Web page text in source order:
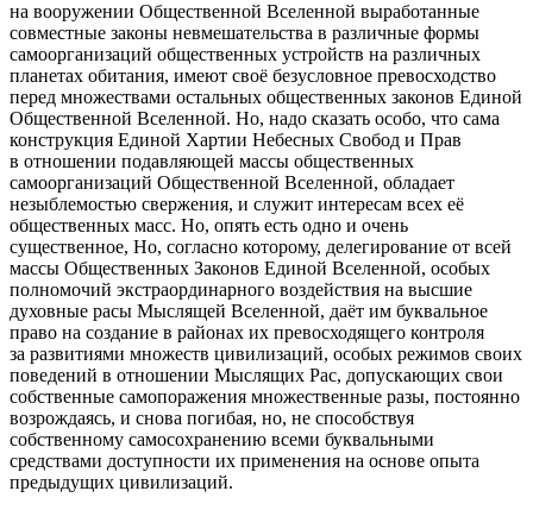
на вооружении Общественной Вселенной выработанные
совместные законы невмешательства в различные формы
самоорганизаций общественных устройств на различных
планетах обитания, имеют своё безусловное превосходство
перед множествами остальных общественных законов Единой
Общественной Вселенной. Но, надо сказать особо, что сама
конструкция Единой Хартии Небесных Свобод и Прав
в отношении подавляющей массы общественных
самоорганизаций Общественной Вселенной, обладает
незыблемостью свержения, и служит интересам всех её
общественных масс. Но, опять есть одно и очень
существенное, Но, согласно которому, делегирование от всей
массы Общественных Законов Единой Вселенной, особых
полномочий экстраординарного воздействия на высшие
духовные расы Мыслящей Вселенной, даёт им буквальное
право на создание в районах их превосходящего контроля
за развитиями множеств цивилизаций, особых режимов своих
поведений в отношении Мыслящих Рас, допускающих свои
собственные самопоражения множественные разы, постоянно
возрождаясь, и снова погибая, но, не способствуя
собственному самосохранению всеми буквальными
средствами доступности их применения на основе опыта
предыдущих цивилизаций.